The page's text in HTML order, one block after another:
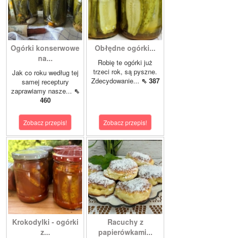
Ogórki konserwowe
na...
Jak co roku według tej
samej receptury
zaprawiamy nasze... ⇖
460
Zobacz przepis!
Obłędne ogórki...
Robię te ogórki już
trzeci rok, są pyszne.
Zdecydowanie... ⇖ 387
Zobacz przepis!
Krokodylki - ogórki
z...
Racuchy z
papierówkami...